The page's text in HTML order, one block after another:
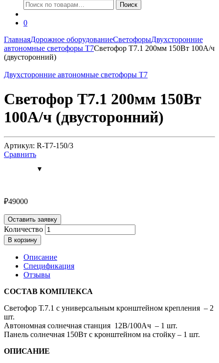
Искать:
Поиск
0
ГлавнаяДорожное оборудованиеСветофорыДвухсторонние
автономные светофоры Т7Светофор Т7.1 200мм 150Вт 100А/ч
(двусторонний)
Двухсторонние автономные светофоры Т7
Светофор Т7.1 200мм 150Вт
100А/ч (двусторонний)
Артикул: R-Т7-150/3
Сравнить
₽49000
Оставить заявку
Количество
В корзину
Описание
Спецификация
Отзывы
СОСТАВ КОМПЛЕКСА
Светофор Т.7.1 с универсальным кронштейном крепления – 2
шт.
Автономная солнечная станция 12В/100Ач – 1 шт.
Панель солнечная 150Вт с кронштейном на стойку – 1 шт.
ОПИСАНИЕ